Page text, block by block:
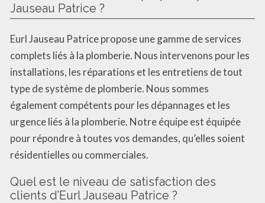
Jauseau Patrice ?
Eurl Jauseau Patrice propose une gamme de services
complets liés à la plomberie. Nous intervenons pour les
installations, les réparations et les entretiens de tout
type de système de plomberie. Nous sommes
également compétents pour les dépannages et les
urgence liés à la plomberie. Notre équipe est équipée
pour répondre à toutes vos demandes, qu’elles soient
résidentielles ou commerciales.
Quel est le niveau de satisfaction des
clients d’Eurl Jauseau Patrice ?